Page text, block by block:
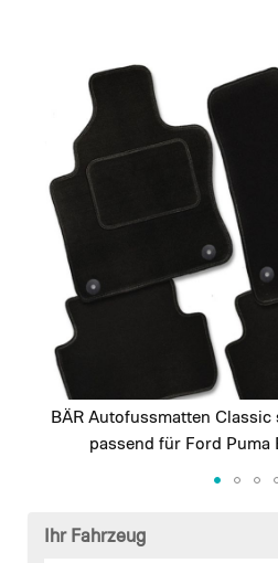
images
gallery
BÄR Autofussmatten
passend für Ford Puma
Ihr Fahrzeug